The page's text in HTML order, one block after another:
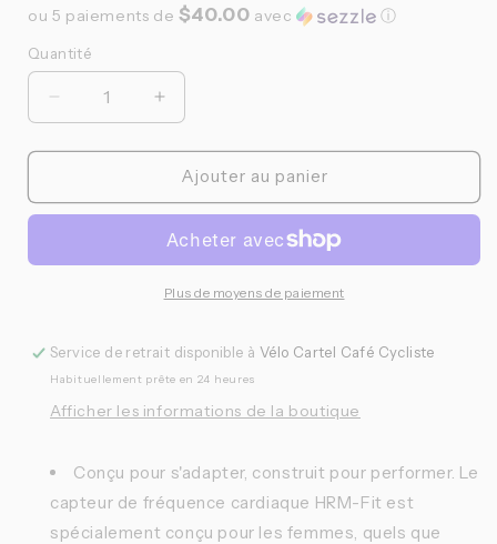
ou 5 paiements de $40.00 avec ⓘ
Quantité
Quantité
Réduire
la
quantité
Garmin
cardiaque
Augmenter
la
quantité
Garmin
Ceinture
cardiaque
HRM-
Ajouter au panier
Plus de moyens de paiement
Service de retrait disponible à Vélo Cartel Café Cycliste
Habituellement prête en 24 heures
Afficher les informations de la boutique
Conçu pour s'adapter, construit pour performer. Le
capteur de fréquence cardiaque HRM-Fit est
spécialement conçu pour les femmes, quels que